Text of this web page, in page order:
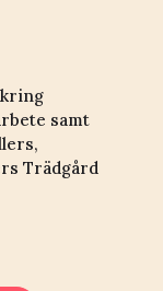
samt
Trädgård